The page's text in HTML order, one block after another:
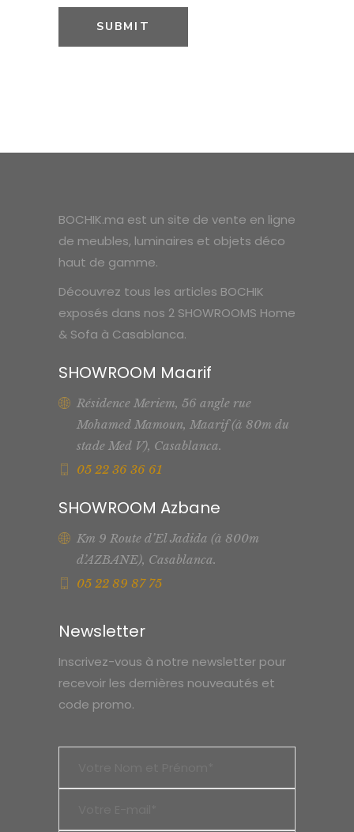
BOCHIK.ma est un site de vente en ligne
de meubles, luminaires et objets déco
haut de gamme.
Découvrez tous les articles BOCHIK
exposés dans nos 2 SHOWROOMS Home
& Sofa à Casablanca.
SHOWROOM Maarif
Résidence Meriem, 56 angle rue
Mohamed Mamoun, Maarif (à 80m du
stade Med V), Casablanca.
05 22 36 36 61
SHOWROOM Azbane
Km 9 Route d’El Jadida (à 800m
d’AZBANE), Casablanca.
05 22 89 87 75
Newsletter
Inscrivez-vous à notre newsletter pour
recevoir les dernières nouveautés et
code promo.